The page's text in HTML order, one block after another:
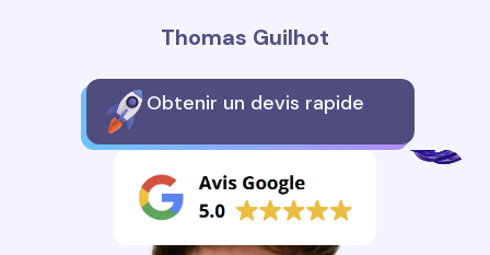
Thomas Guilhot
Obtenir un devis rapide